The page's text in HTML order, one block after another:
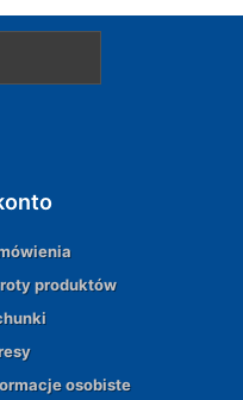
produktów
osobiste